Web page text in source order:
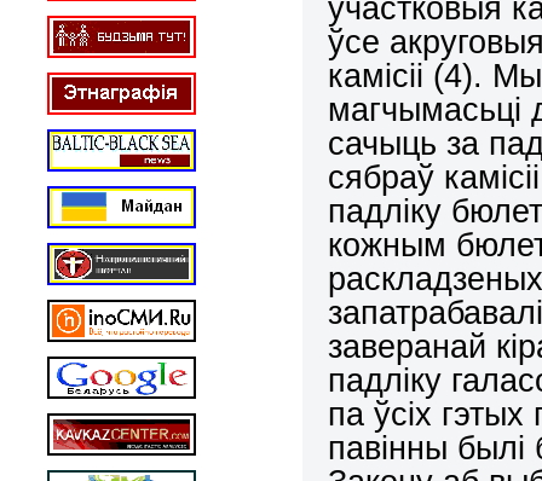
ўсе
камісіі (4).
магчымасьці
сачыць за
сябраў
падліку
кожным
заверанай
падліку
па ўсіх
павінны